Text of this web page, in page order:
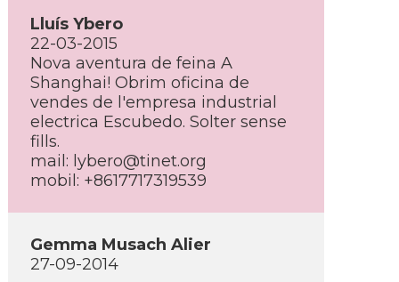
Lluí­s Ybero
22-03-2015
Nova aventura de feina A
Shanghai! Obrim oficina de
vendes de l'empresa industrial
electrica Escubedo. Solter sense
fills.
mail: lybero@tinet.org
mobil: +8617717319539
Gemma Musach Alier
27-09-2014